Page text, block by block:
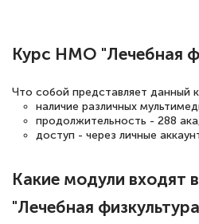
Елена Кравченко
Знаток города 5
Выражаю
повышения
Курс НМО "Лечебная
Что собой представляет данный
наличие различных
продолжительность - 288
доступ - через личные
Какие модули входят
"Лечебная